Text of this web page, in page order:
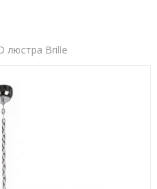
люстра Brille